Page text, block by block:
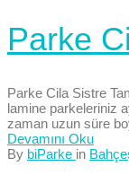
Parke
Parke Cila Sistre
lamine parkeleriniz
zaman uzun süre
Devamını Oku
By biParke in